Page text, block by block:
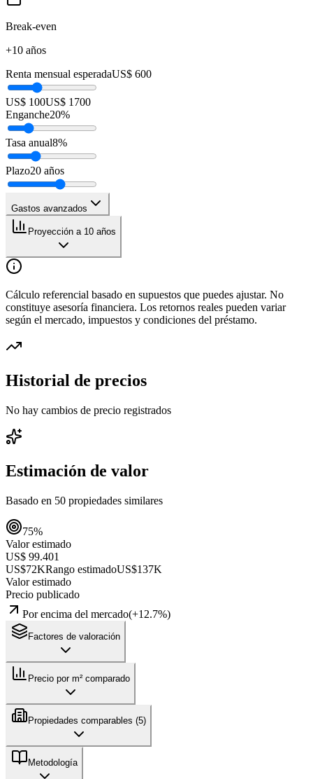
Break-even
+10 años
Renta mensual esperadaUS$ 600
US$ 100US$ 1700
Enganche20%
Tasa anual8%
Plazo20 años
Gastos avanzados
Proyección a 10 años
Cálculo referencial basado en supuestos que puedes ajustar. No
constituye asesoría financiera. Los retornos reales pueden variar
según el mercado, impuestos y condiciones del préstamo.
Historial de precios
No hay cambios de precio registrados
Estimación de valor
Basado en 50 propiedades similares
75%
Valor estimado
US$ 99.401
US$72KRango estimadoUS$137K
Valor estimado
Precio publicado
Por encima del mercado(+12.7%)
Factores de valoración
Precio por m² comparado
Propiedades comparables (5)
Metodología